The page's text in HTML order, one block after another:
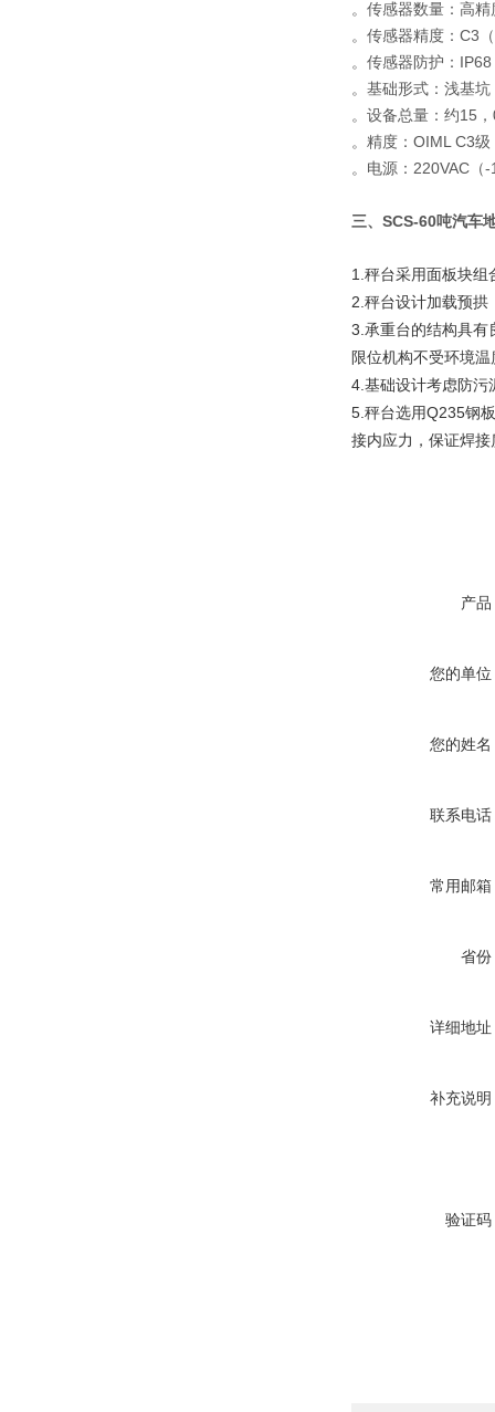
。传感器数量：高
。传感器精度：C3
。传感器防护：IP68
。基础形式：浅基坑
。设备总量：约15
。精度：OIML C3级
。电源：220VAC（
三、SCS-60吨汽车
1.秤台采用面板块
2.秤台设计加载预拱
3.承重台的结构具有
限位机构不受环境
4.基础设计考虑防污
5.秤台选用Q235钢
接内应力，保证焊接
产品
您的单位
您的姓名
联系电话
常用邮箱
省份
详细地址
补充说明
验证码